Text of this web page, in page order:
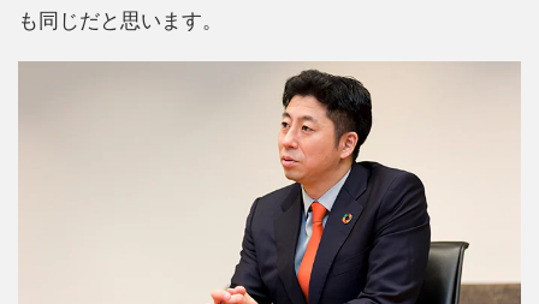
も同じだと思います。